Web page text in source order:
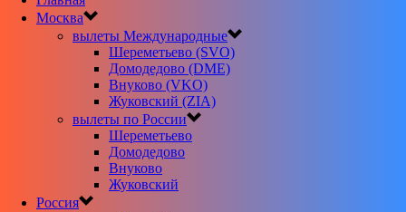
Москва
вылеты Международные
Шереметьево (SVO)
Домодедово (DME)
Внуково (VKO)
Жуковский (ZIA)
вылеты по России
Шереметьево
Домодедово
Внуково
Жуковский
Россия